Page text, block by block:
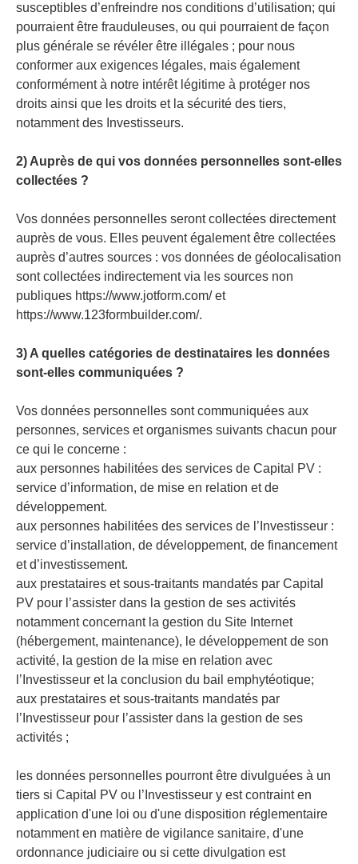
susceptibles d’enfreindre nos conditions d’utilisation; qui
pourraient être frauduleuses, ou qui pourraient de façon
plus générale se révéler être illégales ; pour nous
conformer aux exigences légales, mais également
conformément à notre intérêt légitime à protéger nos
droits ainsi que les droits et la sécurité des tiers,
notamment des Investisseurs.
2) Auprès de qui vos données personnelles sont-elles
collectées ?
Vos données personnelles seront collectées directement
auprès de vous. Elles peuvent également être collectées
auprès d’autres sources : vos données de géolocalisation
sont collectées indirectement via les sources non
publiques https://www.jotform.com/ et
https://www.123formbuilder.com/.
3) A quelles catégories de destinataires les données
sont-elles communiquées ?
Vos données personnelles sont communiquées aux
personnes, services et organismes suivants chacun pour
ce qui le concerne :
aux personnes habilitées des services de Capital PV :
service d’information, de mise en relation et de
développement.
aux personnes habilitées des services de l’Investisseur :
service d’installation, de développement, de financement
et d’investissement.
aux prestataires et sous-traitants mandatés par Capital
PV pour l’assister dans la gestion de ses activités
notamment concernant la gestion du Site Internet
(hébergement, maintenance), le développement de son
activité, la gestion de la mise en relation avec
l’Investisseur et la conclusion du bail emphytéotique;
aux prestataires et sous-traitants mandatés par
l’Investisseur pour l’assister dans la gestion de ses
activités ;
les données personnelles pourront être divulguées à un
tiers si Capital PV ou l’Investisseur y est contraint en
application d'une loi ou d'une disposition réglementaire
notamment en matière de vigilance sanitaire, d'une
ordonnance judiciaire ou si cette divulgation est